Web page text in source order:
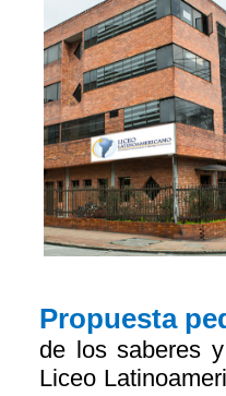
Propuesta
de los saberes
Liceo